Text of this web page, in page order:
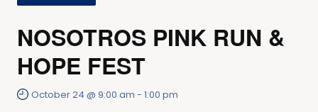
NOSOTROS PINK RUN &
HOPE FEST
October 24 @ 9:00 am - 1:00 pm